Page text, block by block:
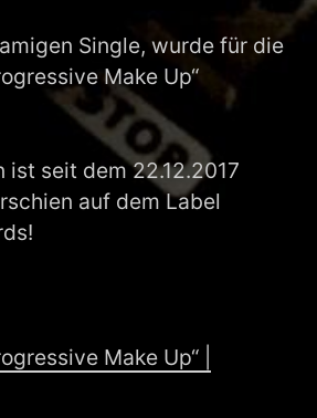
Single, wurde für die
Make Up“
ist seit dem 22.12.2017
auf dem Label
Make Up“ |